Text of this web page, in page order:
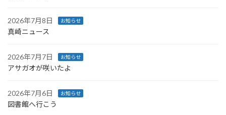
2026年7月8日 お知らせ
真崎ニュース
2026年7月7日 お知らせ
アサガオが咲いたよ
2026年7月6日 お知らせ
図書館へ行こう